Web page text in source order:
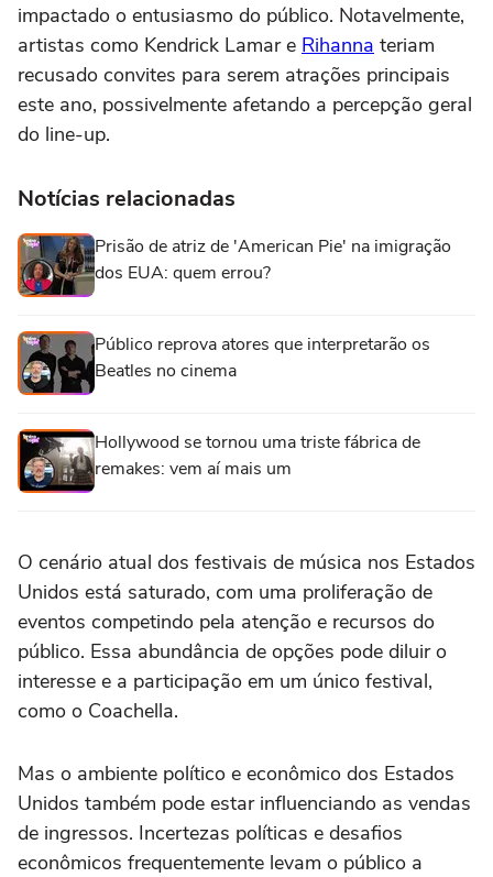
impactado o entusiasmo do público. Notavelmente,
artistas como Kendrick Lamar e Rihanna teriam
recusado convites para serem atrações principais
este ano, possivelmente afetando a percepção geral
do line-up.
Notícias relacionadas
Prisão de atriz de 'American Pie' na imigração
dos EUA: quem errou?
Público reprova atores que interpretarão os
Beatles no cinema
Hollywood se tornou uma triste fábrica de
remakes: vem aí mais um
O cenário atual dos festivais de música nos Estados
Unidos está saturado, com uma proliferação de
eventos competindo pela atenção e recursos do
público. Essa abundância de opções pode diluir o
interesse e a participação em um único festival,
como o Coachella.
Mas o ambiente político e econômico dos Estados
Unidos também pode estar influenciando as vendas
de ingressos. Incertezas políticas e desafios
econômicos frequentemente levam o público a